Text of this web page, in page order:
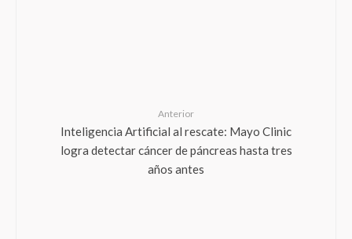
Anterior
Inteligencia Artificial al rescate: Mayo Clinic
logra detectar cáncer de páncreas hasta tres
años antes